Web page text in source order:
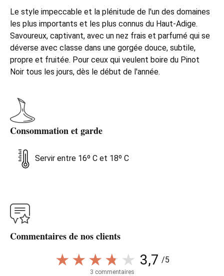
Le style impeccable et la plénitude de l'un des domaines
les plus importants et les plus connus du Haut-Adige.
Savoureux, captivant, avec un nez frais et parfumé qui se
déverse avec classe dans une gorgée douce, subtile,
propre et fruitée. Pour ceux qui veulent boire du Pinot
Noir tous les jours, dès le début de l'année.
Consommation et garde
Servir entre 16º C et 18º C
Commentaires de nos clients
3,7 /5
3 commentaires